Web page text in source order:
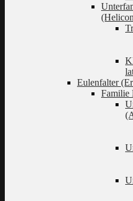
Eulenfalter
Familie